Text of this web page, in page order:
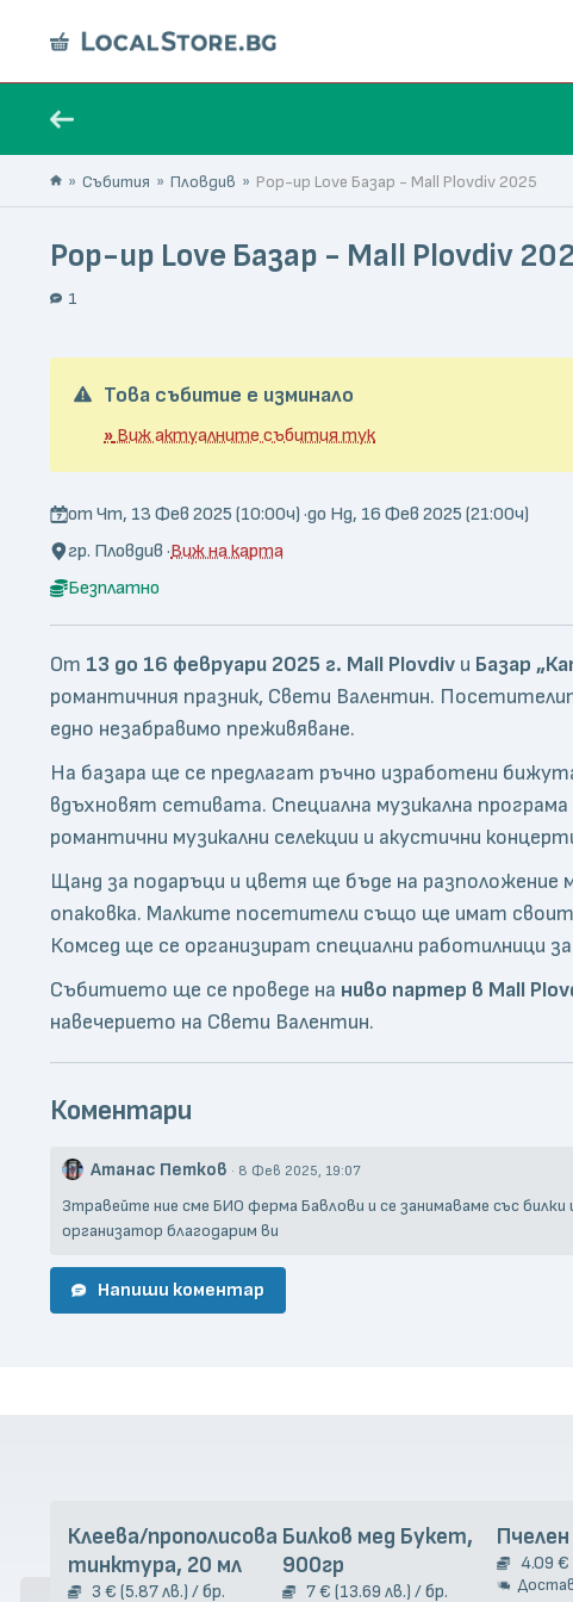
Събития Пловдив Pop-up Love Базар - Mall Plovdiv 2025
Pop-up Love Базар - Mall Plovdiv
1
Това събитие е изминало
»Виж актуалните събития тук
от Чт, 13 Фев 2025 (10:00ч) ·до Нд, 16 Фев 2025 (21:00ч)
гр. Пловдив ·Виж на карта
Безплатно
От 13 до 16 февруари 2025 г. Mall Plovdiv и Базар
романтичния празник, Свети Валентин.
едно незабравимо преживяване.
На базара ще се предлагат ръчно изработени
вдъхновят сетивата. Специална музикална
романтични музикални селекции и акустични
Щанд за подаръци и цветя ще бъде на разположение
опаковка. Малките посетители също ще имат
Комсед ще се организират специални работилници
Събитието ще се проведе на ниво партер в Mall
навечерието на Свети Валентин.
Коментари
Атанас Петков · 8 Фев 2025, 19:07
Зтравейте ние сме БИО ферма Бавлови и се занимаваме със
организатор благодарим ви
Напиши коментар
Клеева/прополисова
тинктура, 20 мл
3 € (5.87 лв.) / бр.
Билков мед Букет,
900гр
7 € (13.69 лв.) / бр.
4.09 €